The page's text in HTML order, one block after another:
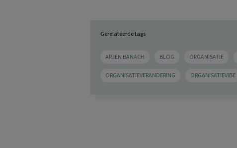
Gerelateerde tags
ARJEN BANACH BLOG ORGANISATIE
ORGANISATIEVERANDERING ORGANISATIEVIBE